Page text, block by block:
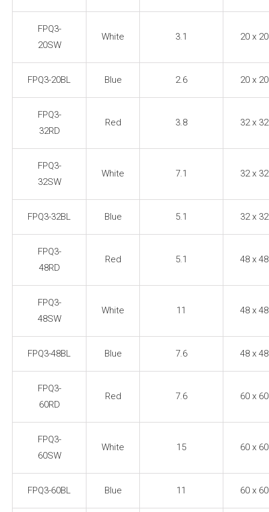
FPQ3-
20SW
White 3.1 20 x
FPQ3-20BL Blue 2.6 20 x
FPQ3-
32RD
Red 3.8 32 x
FPQ3-
32SW
White 7.1 32 x
FPQ3-32BL Blue 5.1 32 x
FPQ3-
48RD
Red 5.1 48 x
FPQ3-
48SW
White 11 48 x
FPQ3-48BL Blue 7.6 48 x
FPQ3-
60RD
Red 7.6 60 x
FPQ3-
60SW
White 15 60 x
FPQ3-60BL Blue 11 60 x